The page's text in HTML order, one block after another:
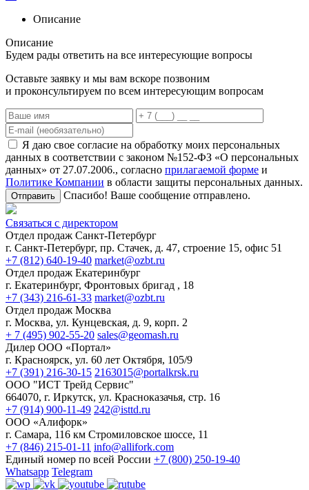
Описание
Описание
Будем рады ответить на все интересующие вопросы
Оставьте заявку и мы вам вскоре позвоним
и проконсультируем по всем интересующим вопросам
Я даю свое согласие на обработку моих персональных
данных в соответствии с законом №152-ФЗ «О персональных
данных» от 27.07.2006., согласно прилагаемой форме и
Политике Компании в области защиты персональных данных.
Отправить Спасибо! Ваше сообщение отправлено.
Связаться с директором
Отдел продаж Санкт-Петербург
г. Санкт-Петербург, пр. Стачек, д. 47, строение 15, офис 51
+7 (812) 640-19-40 market@ozbt.ru
Отдел продаж Екатеринбург
г. Екатеринбург, Фронтовых бригад , 18
+7 (343) 216-61-33 market@ozbt.ru
Отдел продаж Москва
г. Москва, ул. Кунцевская, д. 9, корп. 2
+ 7 (495) 902-55-20 sales@geomash.ru
Дилер ООО «Портал»
г. Красноярск, ул. 60 лет Октября, 105/9
+7 (391) 216-30-15 2163015@portalkrsk.ru
ООО "ИСТ Трейд Сервис"
664070, г. Иркутск, ул. Красноказачья, стр. 16
+7 (914) 900-11-49 242@isttd.ru
ООО «Алифорк»
г. Самара, 116 км Стромиловское шоссе, 11
+7 (846) 215-01-11 info@allifork.com
Единый номер по всей России +7 (800) 250-19-40
Whatsapp Telegram